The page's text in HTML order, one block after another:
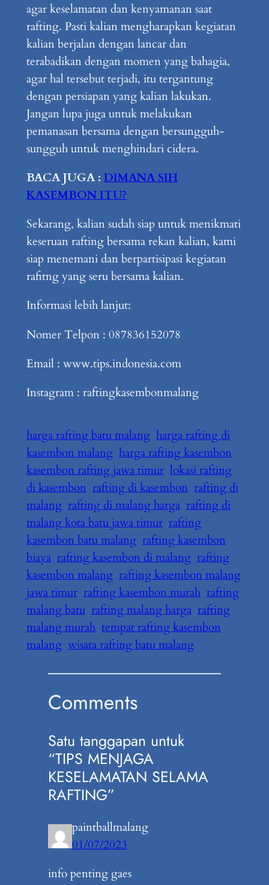
agar keselamatan dan kenyamanan saat
rafting. Pasti kalian mengharapkan kegiatan
kalian berjalan dengan lancar dan
terabadikan dengan momen yang bahagia,
agar hal tersebut terjadi, itu tergantung
dengan persiapan yang kalian lakukan.
Jangan lupa juga untuk melakukan
pemanasan bersama dengan bersungguh-
sungguh untuk menghindari cidera.
BACA JUGA : DIMANA SIH
KASEMBON ITU?
Sekarang, kalian sudah siap untuk menikmati
keseruan rafting bersama rekan kalian, kami
siap menemani dan berpartisipasi kegiatan
rafitng yang seru bersama kalian.
Informasi lebih lanjut:
Nomer Telpon : 087836152078
Email : www.tips.indonesia.com
Instagram : raftingkasembonmalang
harga rafting batu malang harga rafting di
kasembon malang harga rafting kasembon
kasembon rafting jawa timur lokasi rafting
di kasembon rafting di kasembon rafting di
malang rafting di malang harga rafting di
malang kota batu jawa timur rafting
kasembon batu malang rafting kasembon
biaya rafting kasembon di malang rafting
kasembon malang rafting kasembon malang
jawa timur rafting kasembon murah rafting
malang batu rafting malang harga rafting
malang murah tempat rafting kasembon
malang wisata rafting batu malang
Comments
Satu tanggapan untuk
“TIPS MENJAGA
KESELAMATAN SELAMA
RAFTING”
paintballmalang
01/07/2023
info penting gaes